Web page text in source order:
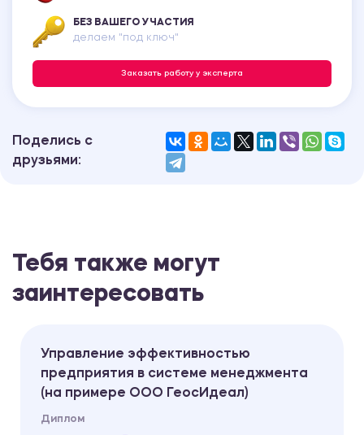
БЕЗ ВАШЕГО УЧАСТИЯ
делаем "под ключ"
Заказать работу у эксперта
Поделись с
друзьями:
Тебя также могут
заинтересовать
Управление эффективностью
предприятия в системе менеджмента
(на примере ООО ГеосИдеал)
Диплом